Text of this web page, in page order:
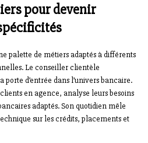
pour devenir
palette de métiers adaptés à différents
Le conseiller clientèle
d’entrée dans l’univers bancaire.
en agence, analyse leurs besoins
adaptés. Son quotidien mêle
sur les crédits, placements et